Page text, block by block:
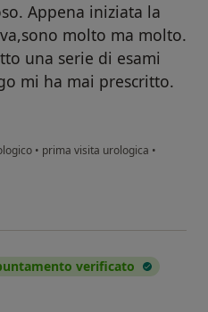
Appena iniziata la
molto ma molto.
una serie di esami
mi ha mai prescritto.
• prima visita urologica •
Ayrton Meccariello
verificato